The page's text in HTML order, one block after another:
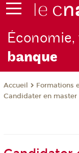
Économie,
banque
Accueil
Formations
Candidater en master